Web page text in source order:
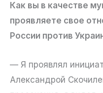
Как вы в качестве
проявляете свое
России против
— Я проявлял
Александрой